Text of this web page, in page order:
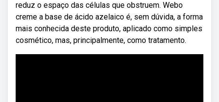
reduz o espaço das células que obstruem. Webo
creme a base de ácido azelaico é, sem dúvida, a forma
mais conhecida deste produto, aplicado como simples
cosmético, mas, principalmente, como tratamento.